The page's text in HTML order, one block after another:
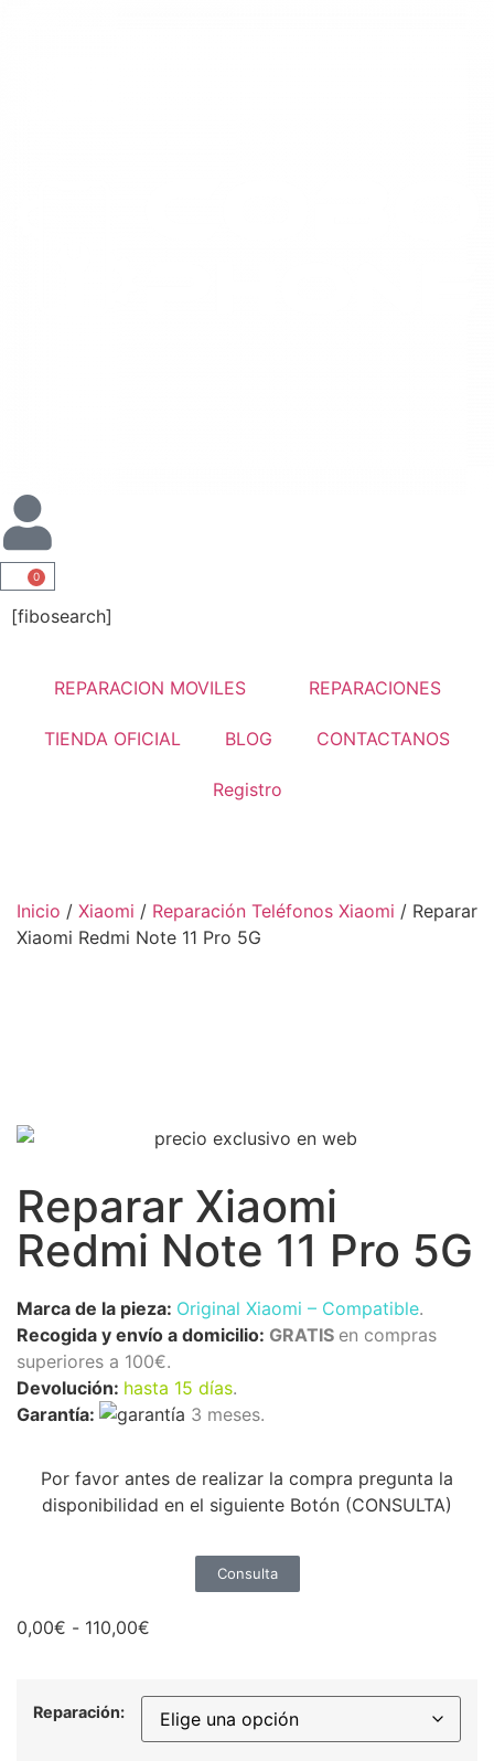
0
[fibosearch]
REPARACION MOVILES REPARACIONES
TIENDA OFICIAL BLOG CONTACTANOS
Registro
Inicio / Xiaomi / Reparación Teléfonos Xiaomi / Reparar
Xiaomi Redmi Note 11 Pro 5G
Reparar Xiaomi
Redmi Note 11 Pro 5G
Marca de la pieza: Original Xiaomi – Compatible.
Recogida y envío a domicilio: GRATIS en compras
superiores a 100€.
Devolución: hasta 15 días.
Garantía:
3 meses.
Por favor antes de realizar la compra pregunta la
disponibilidad en el siguiente Botón (CONSULTA)
Consulta
0,00€ - 110,00€
Reparación: